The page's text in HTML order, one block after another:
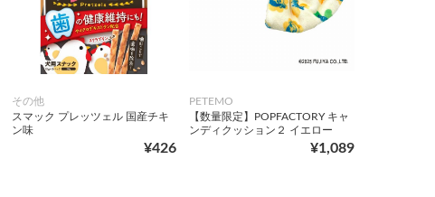
その他
スマック プレッツェル 国産チキ
ン味
¥426
PETEMO
【数量限定】POPFACTORY キャ
ンディクッション２ イエロー
¥1,089